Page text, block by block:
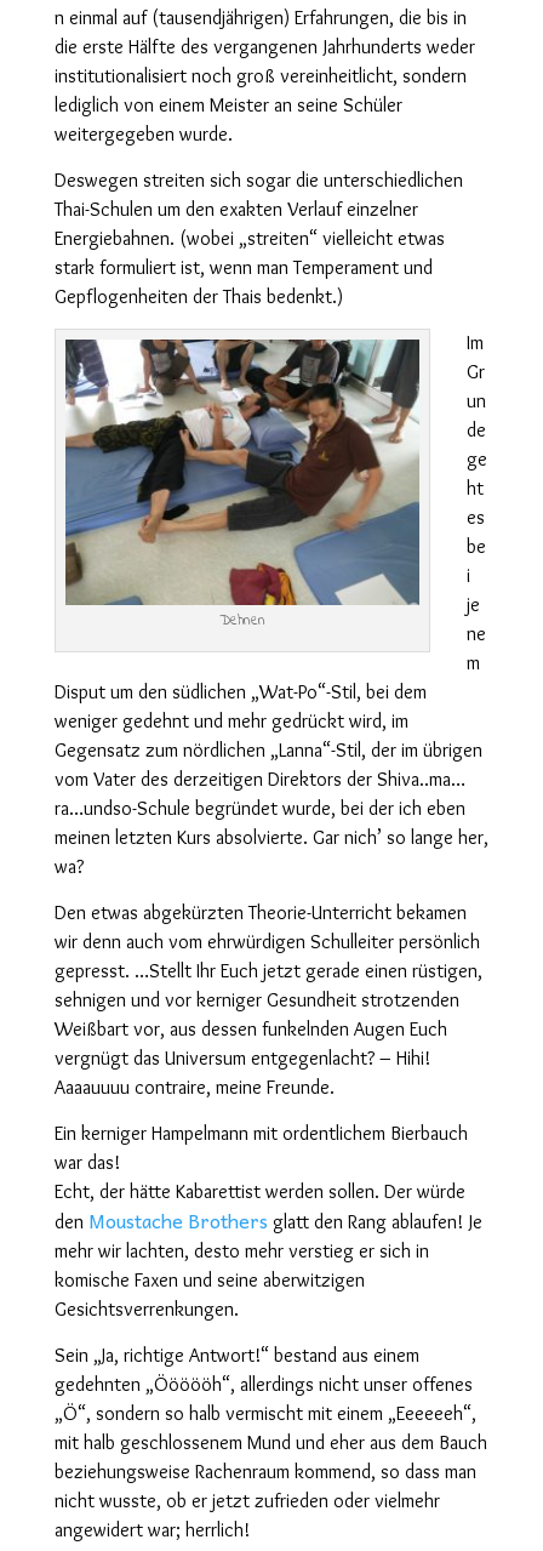
n einmal auf (tausendjährigen) Erfahrungen, die bis in
die erste Hälfte des vergangenen Jahrhunderts weder
institutionalisiert noch groß vereinheitlicht, sondern
lediglich von einem Meister an seine Schüler
weitergegeben wurde.
Deswegen streiten sich sogar die unterschiedlichen
Thai-Schulen um den exakten Verlauf einzelner
Energiebahnen. (wobei „streiten“ vielleicht etwas
stark formuliert ist, wenn man Temperament und
Gepflogenheiten der Thais bedenkt.)
Dehnen
Im
Gr
un
de
ge
ht
es
be
i
je
ne
m
Disput um den südlichen „Wat-Po“-Stil, bei dem
weniger gedehnt und mehr gedrückt wird, im
Gegensatz zum nördlichen „Lanna“-Stil, der im übrigen
vom Vater des derzeitigen Direktors der Shiva..ma…
ra…undso-Schule begründet wurde, bei der ich eben
meinen letzten Kurs absolvierte. Gar nich’ so lange her,
wa?
Den etwas abgekürzten Theorie-Unterricht bekamen
wir denn auch vom ehrwürdigen Schulleiter persönlich
gepresst. …Stellt Ihr Euch jetzt gerade einen rüstigen,
sehnigen und vor kerniger Gesundheit strotzenden
Weißbart vor, aus dessen funkelnden Augen Euch
vergnügt das Universum entgegenlacht? – Hihi!
Aaaauuuu contraire, meine Freunde.
Ein kerniger Hampelmann mit ordentlichem Bierbauch
war das!
Echt, der hätte Kabarettist werden sollen. Der würde
den Moustache Brothers glatt den Rang ablaufen! Je
mehr wir lachten, desto mehr verstieg er sich in
komische Faxen und seine aberwitzigen
Gesichtsverrenkungen.
Sein „Ja, richtige Antwort!“ bestand aus einem
gedehnten „Öööööh“, allerdings nicht unser offenes
„Ö“, sondern so halb vermischt mit einem „Eeeeeeh“,
mit halb geschlossenem Mund und eher aus dem Bauch
beziehungsweise Rachenraum kommend, so dass man
nicht wusste, ob er jetzt zufrieden oder vielmehr
angewidert war; herrlich!